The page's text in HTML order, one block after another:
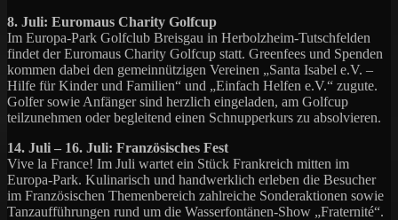
8. Juli: Euromaus Charity Golfcup
Im Europa-Park Golfclub Breisgau in Herbolzheim-Tutschfelden
findet der Euromaus Charity Golfcup statt. Greenfees und Spenden
kommen dabei den gemeinnützigen Vereinen „Santa Isabel e.V. –
Hilfe für Kinder und Familien“ und „Einfach Helfen e.V.“ zugute.
Golfer sowie Anfänger sind herzlich eingeladen, am Golfcup
teilzunehmen oder begleitend einen Schnupperkurs zu absolvieren.
14. Juli – 16. Juli: Französisches Fest
Vive la France! Im Juli wartet ein Stück Frankreich mitten im
Europa-Park. Kulinarisch und handwerklich erleben die Besucher
im Französischen Themenbereich zahlreiche Sonderaktionen sowie
Tanzaufführungen rund um die Wasserfontänen-Show „Fraternité“.